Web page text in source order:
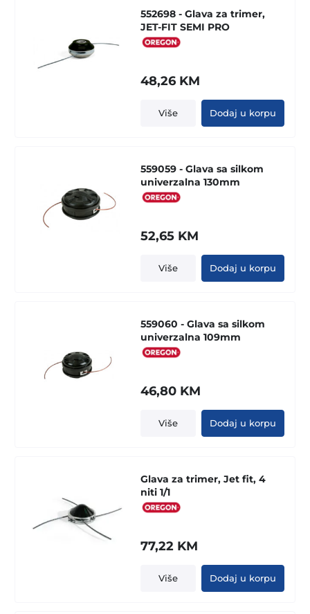
552698 - Glava za trimer,
JET-FIT SEMI PRO
48,26 KM
Više Dodaj u korpu
559059 - Glava sa silkom
univerzalna 130mm
52,65 KM
Više Dodaj u korpu
559060 - Glava sa silkom
univerzalna 109mm
46,80 KM
Više Dodaj u korpu
Glava za trimer, Jet fit, 4
niti 1/1
77,22 KM
Više Dodaj u korpu